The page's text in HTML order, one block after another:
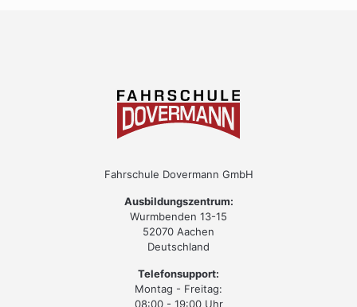
Fahrschule Dovermann GmbH
Ausbildungszentrum:
Wurmbenden 13-15
52070 Aachen
Deutschland
Telefonsupport:
Montag - Freitag:
08:00 - 19:00 Uhr